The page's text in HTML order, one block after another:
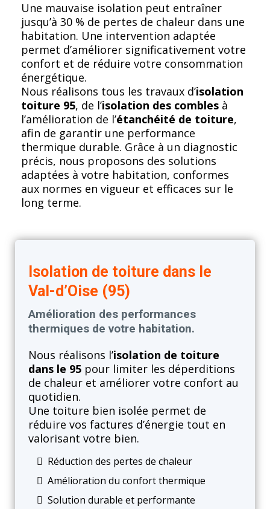
Une mauvaise isolation peut entraîner
jusqu’à 30 % de pertes de chaleur dans une
habitation. Une intervention adaptée
permet d’améliorer significativement votre
confort et de réduire votre consommation
énergétique.
Nous réalisons tous les travaux d’isolation
toiture 95, de l’isolation des combles à
l’amélioration de l’étanchéité de toiture,
afin de garantir une performance
thermique durable. Grâce à un diagnostic
précis, nous proposons des solutions
adaptées à votre habitation, conformes
aux normes en vigueur et efficaces sur le
long terme.
Isolation de toiture dans le
Val-d’Oise (95)
Amélioration des performances
thermiques de votre habitation.
Nous réalisons l’isolation de toiture
dans le 95 pour limiter les déperditions
de chaleur et améliorer votre confort au
quotidien.
Une toiture bien isolée permet de
réduire vos factures d’énergie tout en
valorisant votre bien.
Réduction des pertes de chaleur
Amélioration du confort thermique
Solution durable et performante